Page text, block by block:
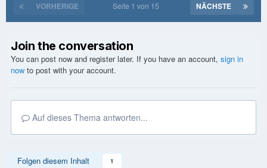
VORHERIGE NÄCHSTE
Seite 1 von 15
Join the conversation
You can post now and register later. If you have an account, sign in
now to post with your account.
Auf dieses Thema antworten...
Folgen diesem Inhalt 1